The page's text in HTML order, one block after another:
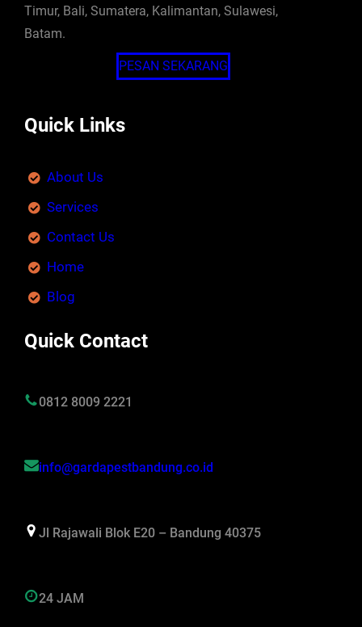
Timur, Bali, Sumatera, Kalimantan, Sulawesi,
Batam.
PESAN SEKARANG
Quick Links
About Us
Services
Contact Us
Home
Blog
Quick Contact
0812 8009 2221
info@gardapestbandung.co.id
Jl Rajawali Blok E20 – Bandung 40375
24 JAM